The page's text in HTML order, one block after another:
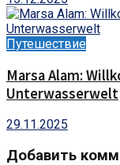
Путешествие
Marsa Alam:
Unterwasserwelt
29.11.2025
Добавить